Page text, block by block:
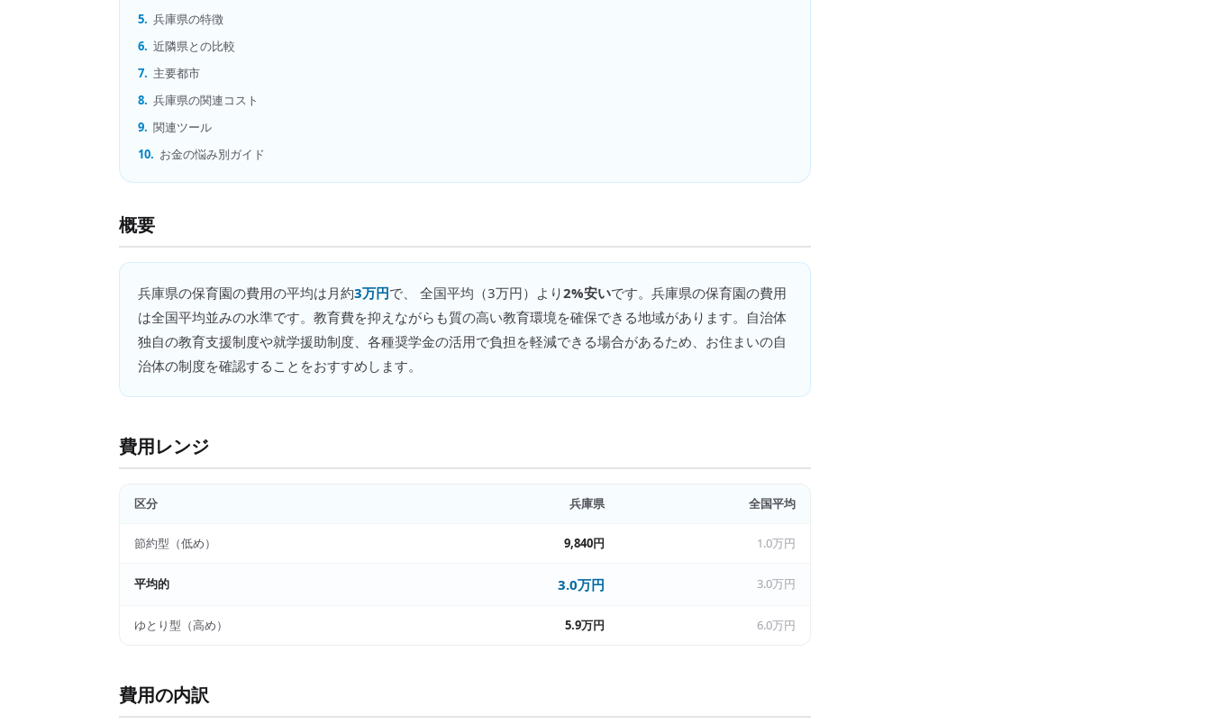
5. 兵庫県の特徴
6. 近隣県との比較
7. 主要都市
8. 兵庫県の関連コスト
9. 関連ツール
10. お金の悩み別ガイド
概要
兵庫県の保育園の費用の平均は月約3万円で、 全国平均（3万円）より2%安いです。 兵庫県の保育園の費用
は全国平均並みの水準です。教育費を抑えながらも質の高い教育環境を確保できる地域があります。自治体
独自の教育支援制度や就学援助制度、各種奨学金の活用で負担を軽減できる場合があるため、お住まいの自
治体の制度を確認することをおすすめします。
費用レンジ
区分 兵庫県 全国平均
節約型（低め） 9,840円 1.0万円
平均的 3.0万円 3.0万円
ゆとり型（高め） 5.9万円 6.0万円
費用の内訳